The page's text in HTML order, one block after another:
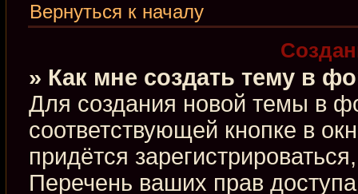
Вернуться к началу
» Как мне создать тему в
Для создания новой темы в
соответствующей кнопке в
придётся
Перечень ваших прав